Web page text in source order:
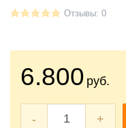
Отзывы: 0
6.800 руб.
- +